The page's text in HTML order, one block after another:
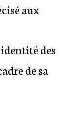
aux
des
de sa